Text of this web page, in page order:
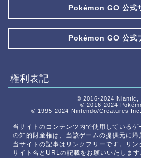
Pokémon GO 公式
Pokémon GO 公式
権利表記
© 2016-2024 Niantic,
© 2016-2024
© 1995-2024 Nintendo/Creatures
当サイトのコンテンツ内で使用している
の知的財産権は、当該ゲームの提供元に帰
当サイトの記事はリンクフリーです。リ
サイト名とURLの記載をお願いいたします